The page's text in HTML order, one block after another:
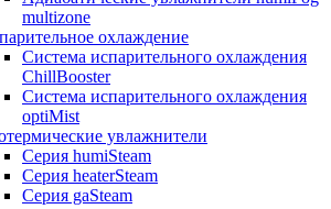
multizone
охлаждение
Система испарительного охлаждения
ChillBooster
Система испарительного охлаждения
optiMist
увлажнители
Серия humiSteam
Серия heaterSteam
Серия gaSteam